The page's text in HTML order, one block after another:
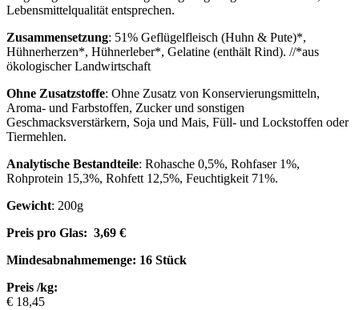
Lebensmittelqualität entsprechen.
Zusammensetzung: 51% Geflügelfleisch (Huhn & Pute)*,
Hühnerherzen*, Hühnerleber*, Gelatine (enthält Rind). //*aus
ökologischer Landwirtschaft
Ohne Zusatzstoffe: Ohne Zusatz von Konservierungsmitteln,
Aroma- und Farbstoffen, Zucker und sonstigen
Geschmacksverstärkern, Soja und Mais, Füll- und Lockstoffen oder
Tiermehlen.
Analytische Bestandteile: Rohasche 0,5%, Rohfaser 1%,
Rohprotein 15,3%, Rohfett 12,5%, Feuchtigkeit 71%.
Gewicht: 200g
Preis pro Glas: 3,69 €
Mindesabnahmemenge: 16 Stück
Preis /kg:
€ 18,45